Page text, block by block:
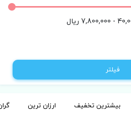
40,000 -
ریال
فیلتر
بیشترین تخفیف ارزان ترین